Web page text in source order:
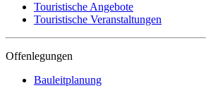
Touristische Angebote
Touristische Veranstaltungen
Offenlegungen
Bauleitplanung